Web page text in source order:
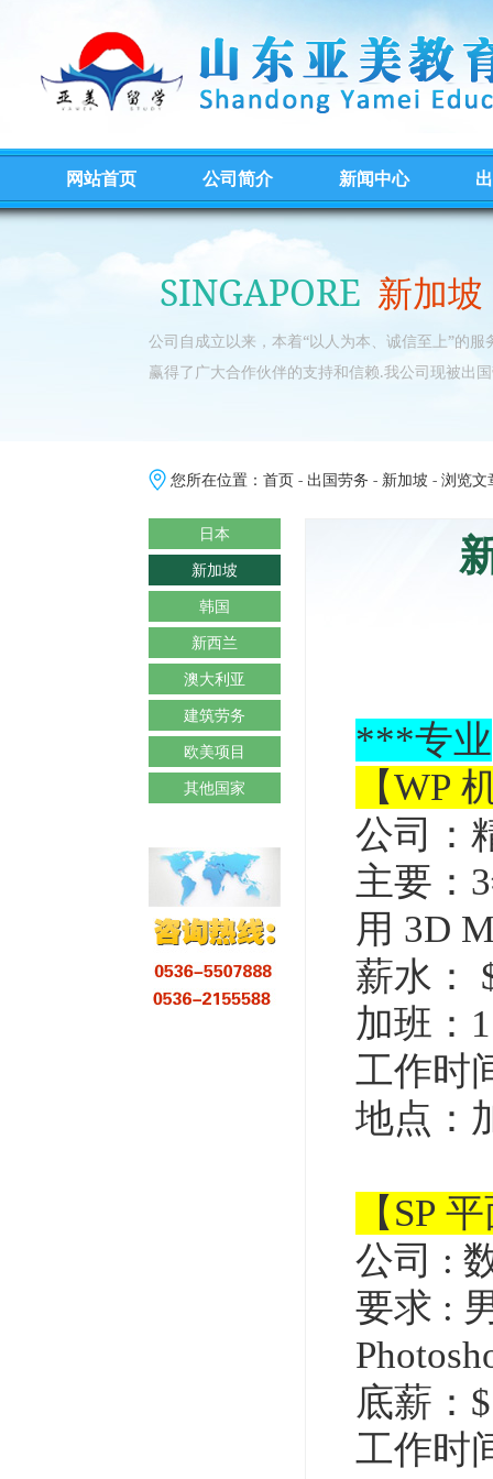
网站首页 公司简介 新闻中心
SINGAPORE 新加坡
公司自成立以来，本着“以人为本、诚信至上”的
赢得了广大合作伙伴的支持和信赖.我公司现被出
您所在位置： 首页 - 出国劳务 - 新加坡 - 浏览文
日本
新加坡
韩国
新西兰
澳大利亚
建筑劳务
欧美项目
其他国家
***专业
【WP
公司：
主要：
用 3D
薪水：
加班：
工作时
地点：
【SP
公司 :
要求 :
底薪：
工作时